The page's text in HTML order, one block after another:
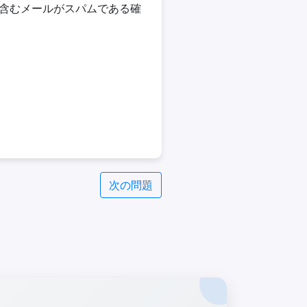
むメールがスパムである確
次の問題